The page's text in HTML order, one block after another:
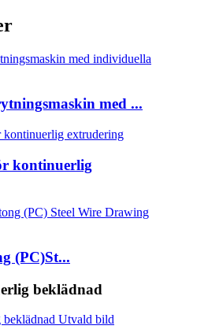
med ...
kontinuerlig
(PC)St...
beklädnad